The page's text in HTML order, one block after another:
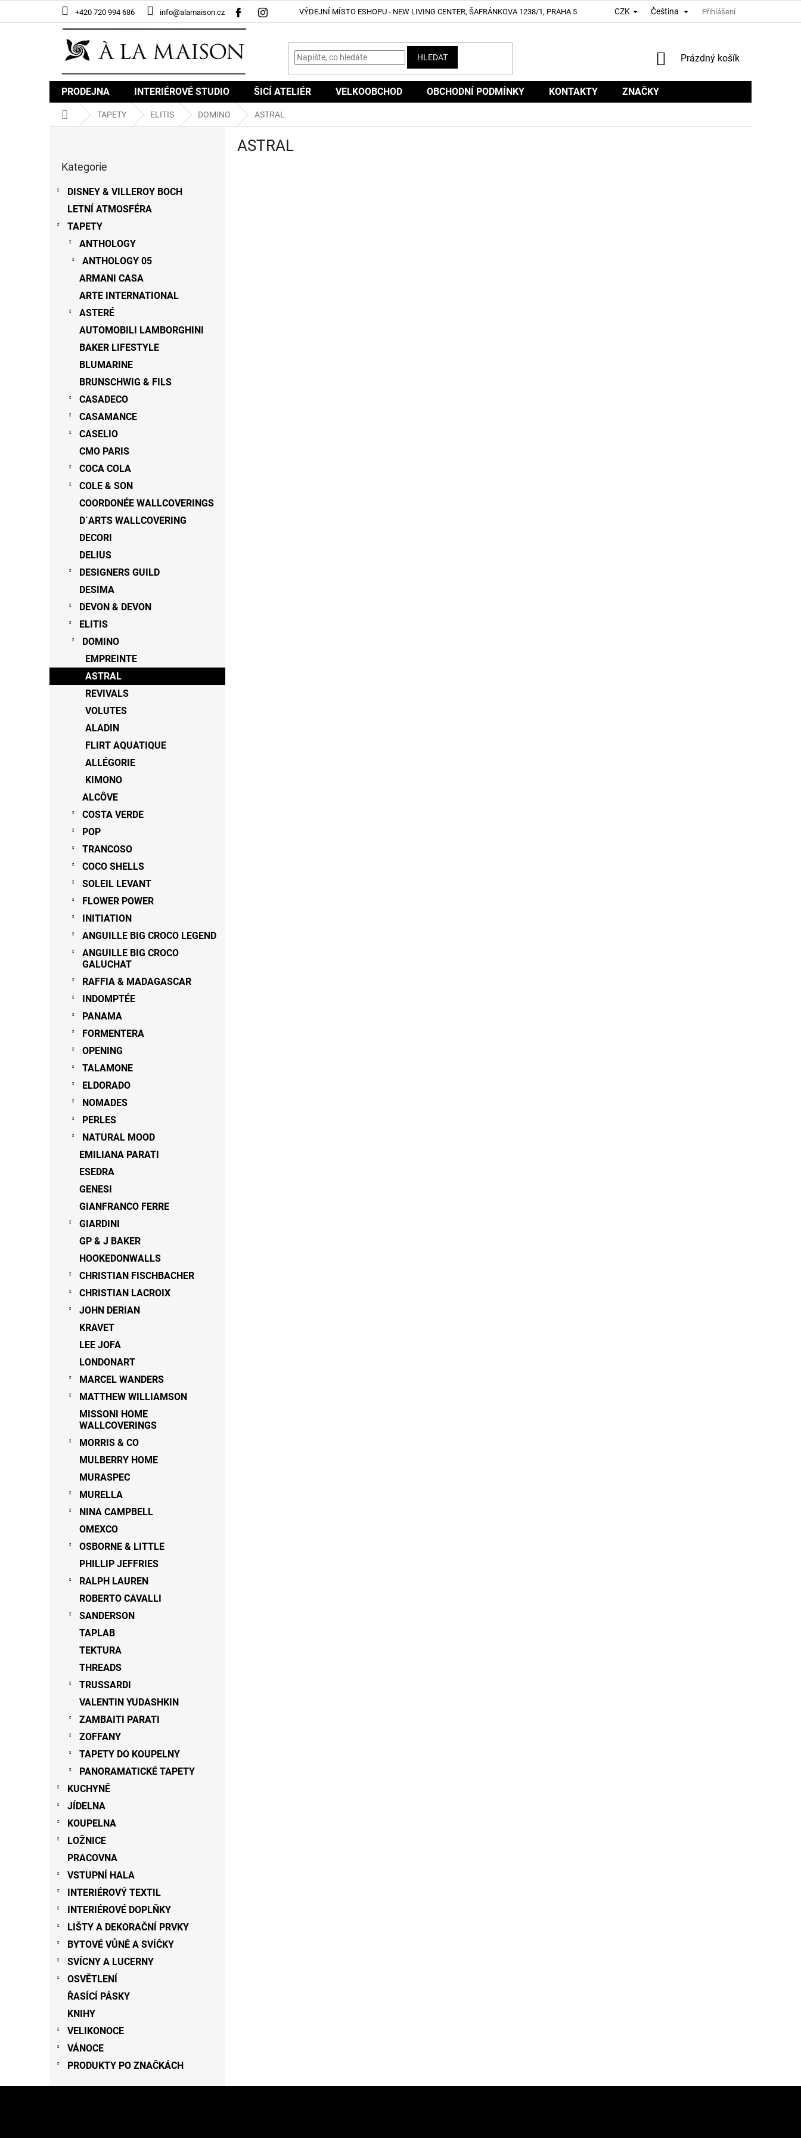
+420 720 994 686 info@alamaison.cz VÝDEJNÍ MÍSTO ESHOPU - NEW LIVING CENTER, ŠAFRÁNKOVA 1238/1, PRAHA 5 CZK Čeština Přihlášení
HLEDAT
NÁKUPNÍ
Prázdný košík
PRODEJNA INTERIÉROVÉ STUDIO ŠICÍ ATELIÉR VELKOOBCHOD OBCHODNÍ PODMÍNKY KONTAKTY ZNAČKY
Domů TAPETY ELITIS DOMINO ASTRAL
kategorie
Kategorie
DISNEY & VILLEROY BOCH
LETNÍ ATMOSFÉRA
TAPETY
ANTHOLOGY
ANTHOLOGY 05
ARMANI CASA
ARTE INTERNATIONAL
ASTERÉ
AUTOMOBILI LAMBORGHINI
BAKER LIFESTYLE
BLUMARINE
BRUNSCHWIG & FILS
CASADECO
CASAMANCE
CASELIO
CMO PARIS
COCA COLA
COLE & SON
COORDONÉE WALLCOVERINGS
D´ARTS WALLCOVERING
DECORI
DELIUS
DESIGNERS GUILD
DESIMA
DEVON & DEVON
ELITIS
DOMINO
EMPREINTE
ASTRAL
REVIVALS
VOLUTES
ALADIN
FLIRT AQUATIQUE
ALLÉGORIE
KIMONO
ALCÔVE
COSTA VERDE
POP
TRANCOSO
COCO SHELLS
SOLEIL LEVANT
FLOWER POWER
INITIATION
ANGUILLE BIG CROCO LEGEND
ANGUILLE BIG CROCO
GALUCHAT
RAFFIA & MADAGASCAR
INDOMPTÉE
PANAMA
FORMENTERA
OPENING
TALAMONE
ELDORADO
NOMADES
PERLES
NATURAL MOOD
EMILIANA PARATI
ESEDRA
GENESI
GIANFRANCO FERRE
GIARDINI
GP & J BAKER
HOOKEDONWALLS
CHRISTIAN FISCHBACHER
CHRISTIAN LACROIX
JOHN DERIAN
KRAVET
LEE JOFA
LONDONART
MARCEL WANDERS
MATTHEW WILLIAMSON
MISSONI HOME
WALLCOVERINGS
MORRIS & CO
MULBERRY HOME
MURASPEC
MURELLA
NINA CAMPBELL
OMEXCO
OSBORNE & LITTLE
PHILLIP JEFFRIES
RALPH LAUREN
ROBERTO CAVALLI
SANDERSON
TAPLAB
TEKTURA
THREADS
TRUSSARDI
VALENTIN YUDASHKIN
ZAMBAITI PARATI
ZOFFANY
TAPETY DO KOUPELNY
PANORAMATICKÉ TAPETY
KUCHYNĚ
JÍDELNA
KOUPELNA
LOŽNICE
PRACOVNA
VSTUPNÍ HALA
INTERIÉROVÝ TEXTIL
INTERIÉROVÉ DOPLŇKY
LIŠTY A DEKORAČNÍ PRVKY
BYTOVÉ VŮNĚ A SVÍČKY
SVÍCNY A LUCERNY
OSVĚTLENÍ
ŘASÍCÍ PÁSKY
KNIHY
VELIKONOCE
VÁNOCE
PRODUKTY PO ZNAČKÁCH
ASTRAL